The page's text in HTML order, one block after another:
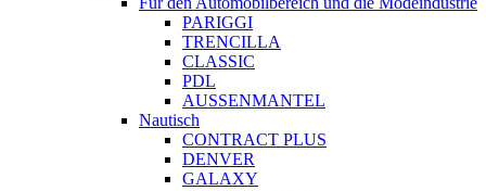
PARIGGI
TRENCILLA
CLASSIC
PDL
AUSSENMANTEL
Nautisch
CONTRACT PLUS
DENVER
GALAXY